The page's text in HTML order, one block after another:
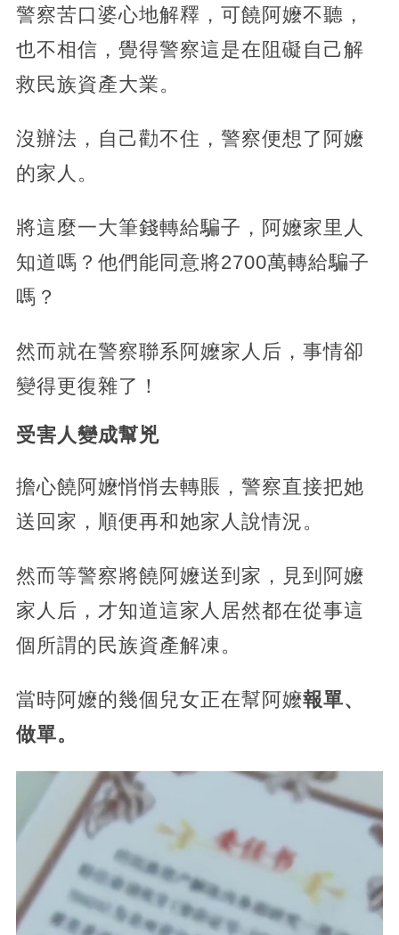
警察苦口婆心地解釋，可饒阿嬤不聽，
也不相信，覺得警察這是在阻礙自己解
救民族資產大業。
沒辦法，自己勸不住，警察便想了阿嬤
的家人。
將這麼一大筆錢轉給騙子，阿嬤家里人
知道嗎？他們能同意將2700萬轉給騙子
嗎？
然而就在警察聯系阿嬤家人后，事情卻
變得更復雜了！
受害人變成幫兇
擔心饒阿嬤悄悄去轉賬，警察直接把她
送回家，順便再和她家人說情況。
然而等警察將饒阿嬤送到家，見到阿嬤
家人后，才知道這家人居然都在從事這
個所謂的民族資產解凍。
當時阿嬤的幾個兒女正在幫阿嬤報單、
做單。